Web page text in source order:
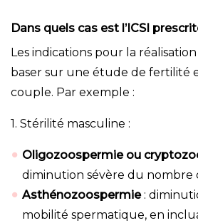
Dans quels cas est l’ICSI
Les indications pour la réalisation
baser sur une étude de fertilité
couple. Par exemple :
1. Stérilité masculine :
Oligozoospermie ou
diminution sévère du nombre
Asthénozoospermie:
mobilité spermatique, en